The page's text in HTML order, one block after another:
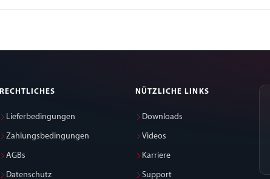
RECHTLICHES
Lieferbedingungen
Zahlungsbedingungen
AGBs
Datenschutz
NÜTZLICHE LINKS
Downloads
Videos
Karriere
Support